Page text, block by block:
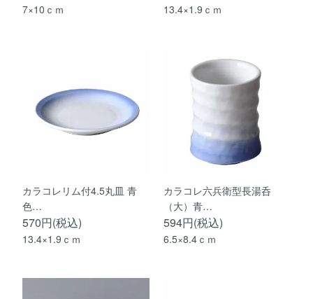
7×10ｃｍ 13.4×1.9ｃｍ
カラコレリム付4.5丸皿 青
色…
570円(税込)
13.4×1.9ｃｍ
カラコレ六兵衛型長湯呑
（大）青…
594円(税込)
6.5×8.4ｃｍ